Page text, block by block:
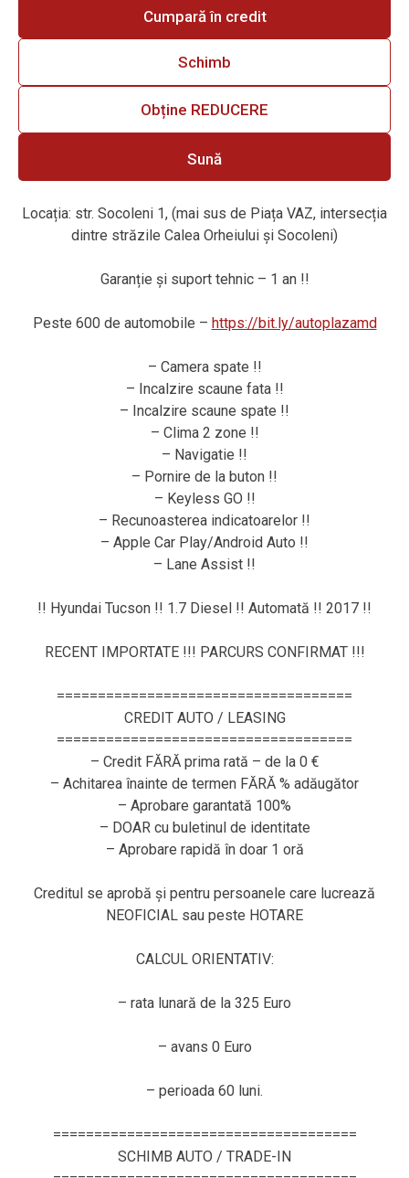
Cumpară în credit
Schimb
Obține REDUCERE
Sună
Locația: str. Socoleni 1, (mai sus de Piața VAZ, intersecția
dintre străzile Calea Orheiului și Socoleni)
Garanție și suport tehnic – 1 an !!
Peste 600 de automobile – https://bit.ly/autoplazamd
– Camera spate !!
– Incalzire scaune fata !!
– Incalzire scaune spate !!
– Clima 2 zone !!
– Navigatie !!
– Pornire de la buton !!
– Keyless GO !!
– Recunoasterea indicatoarelor !!
– Apple Car Play/Android Auto !!
– Lane Assist !!
!! Hyundai Tucson !! 1.7 Diesel !! Automată !! 2017 !!
RECENT IMPORTATE !!! PARCURS CONFIRMAT !!!
====================================
CREDIT AUTO / LEASING
====================================
– Credit FĂRĂ prima rată – de la 0 €
– Achitarea înainte de termen FĂRĂ % adăugător
– Aprobare garantată 100%
– DOAR cu buletinul de identitate
– Aprobare rapidă în doar 1 oră
Creditul se aprobă și pentru persoanele care lucrează
NEOFICIAL sau peste HOTARE
CALCUL ORIENTATIV:
– rata lunară de la 325 Euro
– avans 0 Euro
– perioada 60 luni.
=====================================
SCHIMB AUTO / TRADE-IN